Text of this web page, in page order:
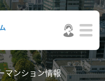
マンション情報